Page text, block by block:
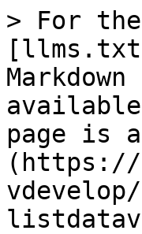
> For
page is
(https://